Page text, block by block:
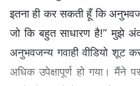
इतना ही कर सकती हूँ कि
जो कि बहुत साधारण है!” मुझे
अनुभवजन्य गवाही वीडियो शूट
अधिक उपेक्षापूर्ण हो गया। मैंने